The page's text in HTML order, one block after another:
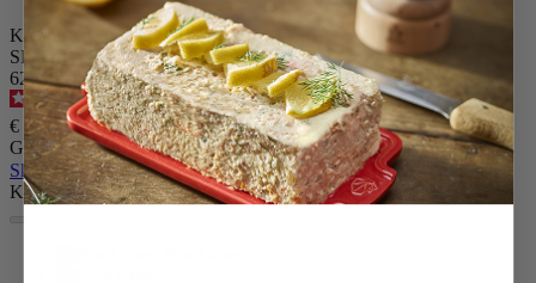
Keramische taartschaal rbosgroen 30 cm
SKU
62156
5/5- 67beoordelingen
€ 37,90
Grootte
Skip the carrousel
Kleur